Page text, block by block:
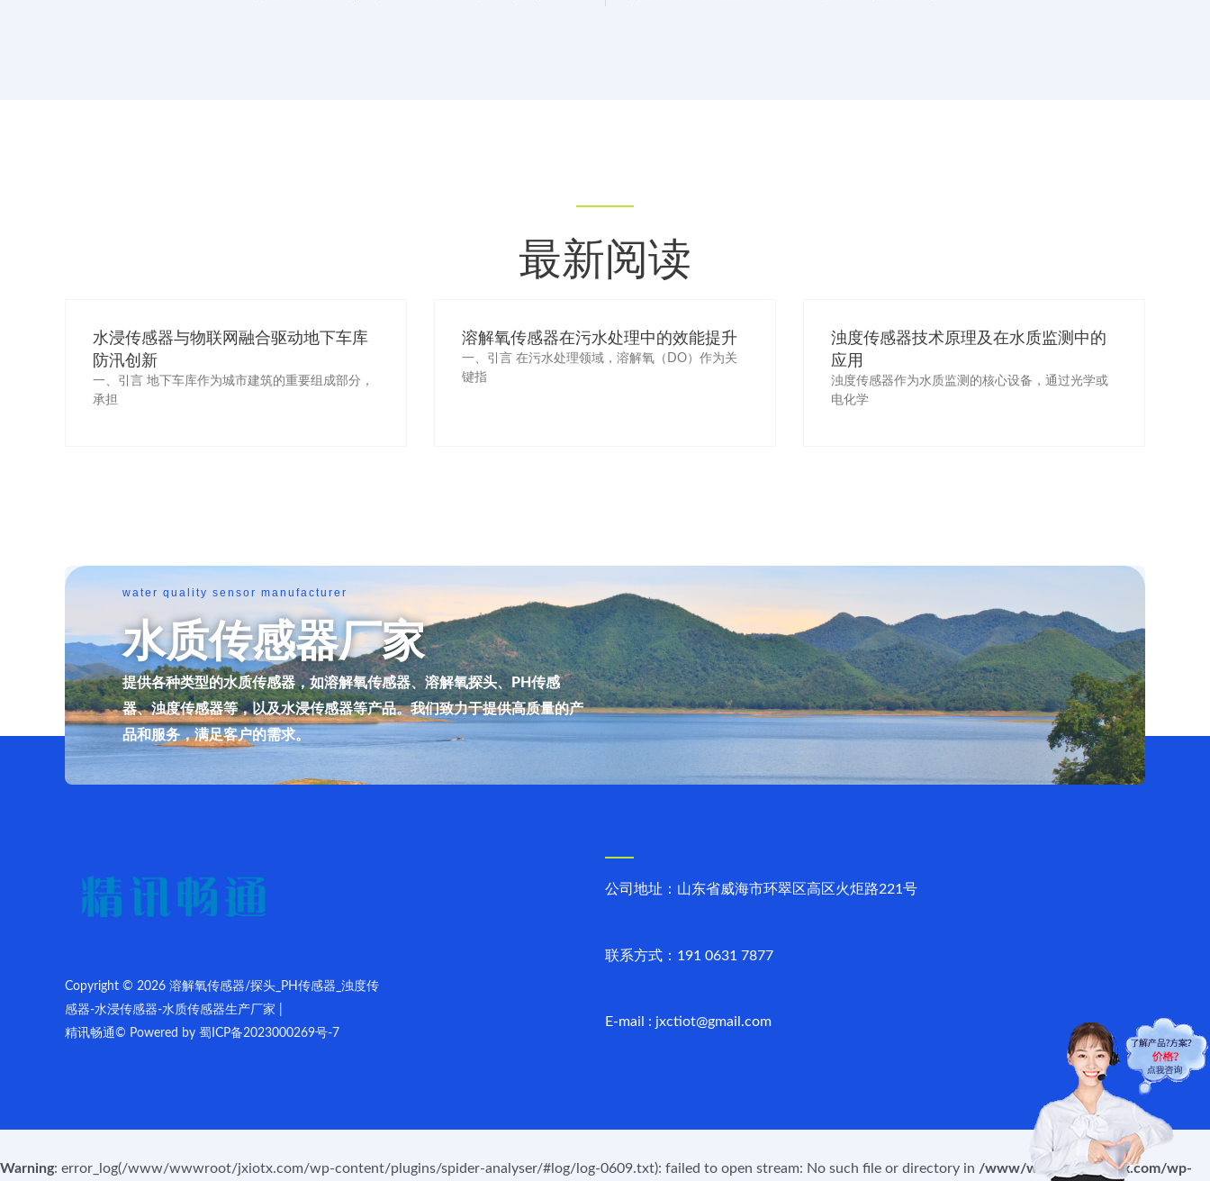
最新阅读
水浸传感器与物联网融合驱动地下车库
防汛创新
一、引言 地下车库作为城市建筑的重要组成部分，
承担
溶解氧传感器在污水处理中的效能提升
一、引言 在污水处理领域，溶解氧（DO）作为关
键指
浊度传感器技术原理及在水质监测中的
应用
浊度传感器作为水质监测的核心设备，通过光学或
电化学
water quality sensor manufacturer
水质传感器厂家
提供各种类型的水质传感器，如溶解氧传感器、溶解氧探头、PH传感
器、浊度传感器等，以及水浸传感器等产品。我们致力于提供高质量的产
品和服务，满足客户的需求。
Copyright © 2026 溶解氧传感器/探头_PH传感器_浊度传
感器-水浸传感器-水质传感器生产厂家 |
精讯畅通© Powered by 蜀ICP备2023000269号-7
公司地址：山东省威海市环翠区高区火炬路221号
联系方式：191 0631 7877
E-mail : jxctiot@gmail.com
Warning: error_log(/www/wwwroot/jxiotx.com/wp-content/plugins/spider-analyser/#log/log-0609.txt): failed to open stream: No such file or directory in /www/wwwroot/jxiotx.com/wp-